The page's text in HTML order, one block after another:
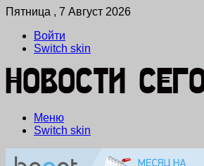
Пятница , 7 Август 2026
Войти
Switch skin
Меню
Switch skin